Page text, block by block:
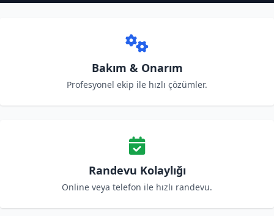
Bakım & Onarım
Profesyonel ekip ile hızlı çözümler.
Randevu Kolaylığı
Online veya telefon ile hızlı randevu.